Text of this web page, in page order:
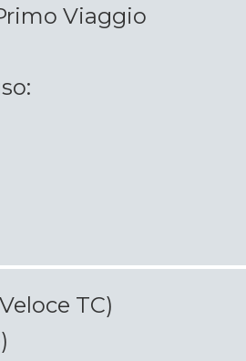
Viaggio
TC)